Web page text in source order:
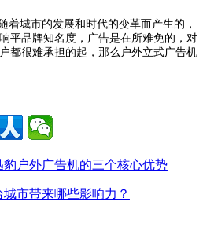
着城市的发展和时代的变革而产生的，
平品牌知名度，广告是在所难免的，对
都很难承担的起，那么户外立式广告机
豹户外广告机的三个核心优势
城市带来哪些影响力？